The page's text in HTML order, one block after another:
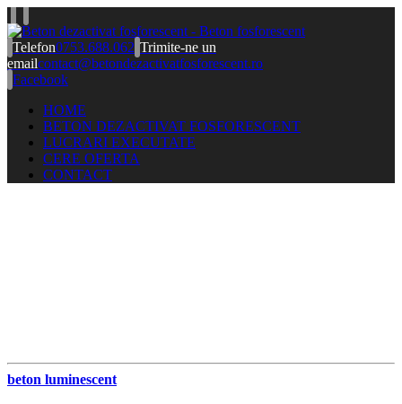
Telefon0753.688.062 Trimite-ne un
emailcontact@betondezactivatfosforescent.ro
Facebook
HOME
BETON DEZACTIVAT FOSFORESCENT
LUCRARI EXECUTATE
CERE OFERTA
CONTACT
beton luminescent